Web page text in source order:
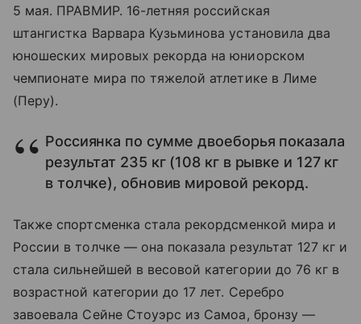
5 мая. ПРАВМИР. 16-летняя российская
штангистка Варвара Кузьминова установила два
юношеских мировых рекорда на юниорском
чемпионате мира по тяжелой атлетике в Лиме
(Перу).
Россиянка по сумме двоеборья показала
результат 235 кг (108 кг в рывке и 127 кг
в толчке), обновив мировой рекорд.
Также спортсменка стала рекордсменкой мира и
России в толчке — она показала результат 127 кг и
стала сильнейшей в весовой категории до 76 кг в
возрастной категории до 17 лет. Серебро
завоевала Сейне Стоуэрс из Самоа, бронзу —